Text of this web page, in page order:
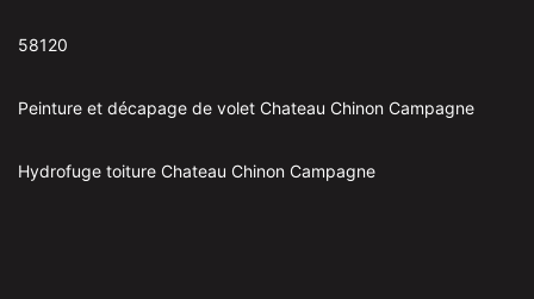
58120
Peinture et décapage de volet Chateau Chinon Campagne
Hydrofuge toiture Chateau Chinon Campagne